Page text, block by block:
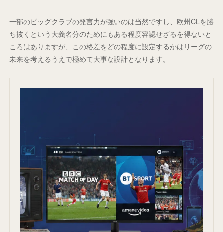
一部のビッグクラブの発言力が強いのは当然ですし、欧州CLを勝
ち抜くという大義名分のためにもある程度容認せざるを得ないと
ころはありますが、この格差をどの程度に設定するかはリーグの
未来を考えるうえで極めて大事な設計となります。